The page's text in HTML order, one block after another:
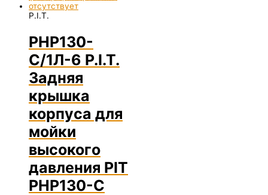
P.I.T.
PHP130-
C/1Л-6 P.I.T.
Задняя
крышка
корпуса для
мойки
высокого
давления PIT
PHP130-C